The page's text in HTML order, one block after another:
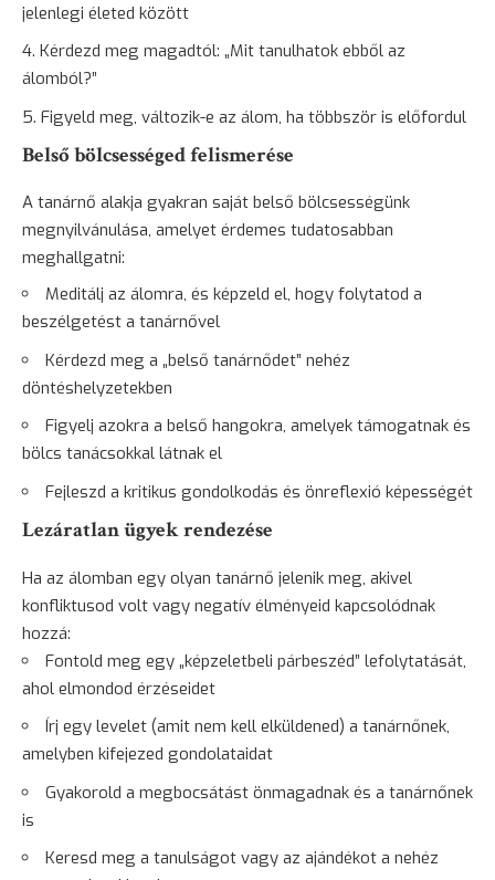
jelenlegi életed között
Kérdezd meg magadtól: „Mit tanulhatok ebből az
álomból?”
Figyeld meg, változik-e az álom, ha többször is előfordul
Belső bölcsességed felismerése
A tanárnő alakja gyakran saját belső bölcsességünk
megnyilvánulása, amelyet érdemes tudatosabban
meghallgatni:
Meditálj az álomra, és képzeld el, hogy folytatod a
beszélgetést a tanárnővel
Kérdezd meg a „belső tanárnődet” nehéz
döntéshelyzetekben
Figyelj azokra a belső hangokra, amelyek támogatnak és
bölcs tanácsokkal látnak el
Fejleszd a kritikus gondolkodás és önreflexió képességét
Lezáratlan ügyek rendezése
Ha az álomban egy olyan tanárnő jelenik meg, akivel
konfliktusod volt vagy negatív élményeid kapcsolódnak
hozzá:
Fontold meg egy „képzeletbeli párbeszéd” lefolytatását,
ahol elmondod érzéseidet
Írj egy levelet (amit nem kell elküldened) a tanárnőnek,
amelyben kifejezed gondolataidat
Gyakorold a megbocsátást önmagadnak és a tanárnőnek
is
Keresd meg a tanulságot vagy az ajándékot a nehéz